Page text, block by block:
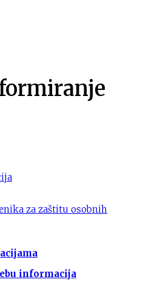
za zaštitu osobnih
informacija